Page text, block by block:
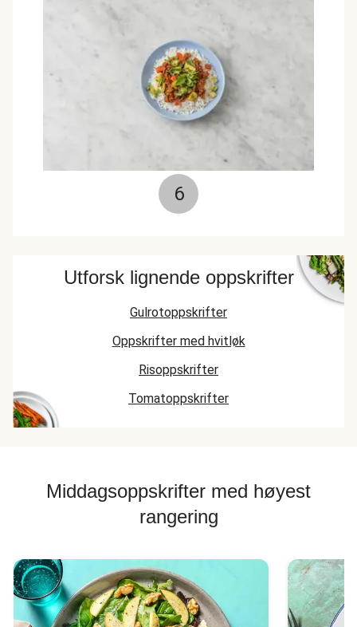
6
Utforsk lignende oppskrifter
Gulrotoppskrifter
Oppskrifter med hvitløk
Risoppskrifter
Tomatoppskrifter
Middagsoppskrifter med høyest
rangering